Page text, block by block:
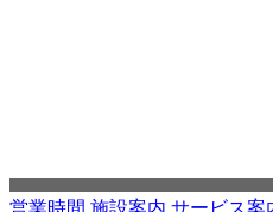
営業時間 施設案内 サービス案